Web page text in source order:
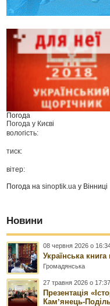
Погода
Погода у Києві
вологість:
тиск:
вітер:
Погода наsinoptik.ua у Вінниці
Новини
08 червня 2026 о
Українська
Громадянська
27 травня 2026 о 17:37
Презентація
Камʼянець-